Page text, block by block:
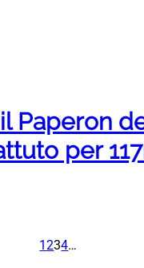
Paperon
per
1234…